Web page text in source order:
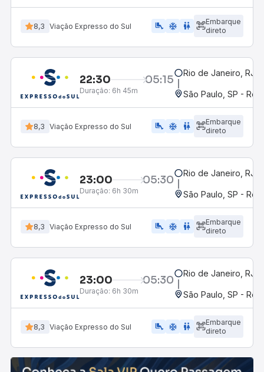
8,3 Viação Expresso do Sul airline_seat_legroom_extra ac_unit WC
Embarque
direto
22:30 05:15
Duração: 6h 45m
Rio de Janeiro, RJ -
São Paulo, SP -
8,3 Viação Expresso do Sul airline_seat_legroom_extra ac_unit wc
Embarque
direto
23:00 05:30
Duração: 6h 30m
Rio de Janeiro, RJ -
São Paulo, SP -
8,3 Viação Expresso do Sul airline_seat_legroom_extra ac_unit WC
Embarque
direto
23:00 05:30
Duração: 6h 30m
Rio de Janeiro, RJ -
São Paulo, SP -
8,3 Viação Expresso do Sul airline_seat_legroom_extra ac_unit wc
Embarque
direto